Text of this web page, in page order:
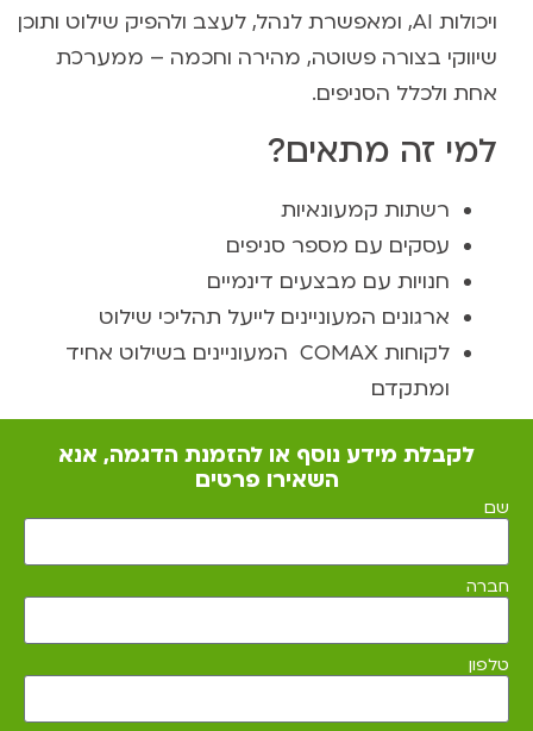
ויכולות AI, ומאפשרת לנהל, לעצב ולהפיק שילוט ותוכן
שיווקי בצורה פשוטה, מהירה וחכמה – ממערכת
אחת ולכלל הסניפים.
למי זה מתאים?
רשתות קמעונאיות
עסקים עם מספר סניפים
חנויות עם מבצעים דינמיים
ארגונים המעוניינים לייעל תהליכי שילוט
לקוחות COMAX המעוניינים בשילוט אחיד
ומתקדם
לקבלת מידע נוסף או להזמנת הדגמה, אנא
השאירו פרטים
שם
חברה
טלפון